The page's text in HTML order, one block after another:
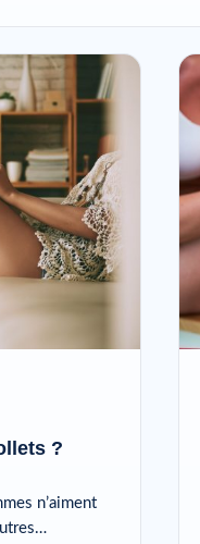
?
n’aiment